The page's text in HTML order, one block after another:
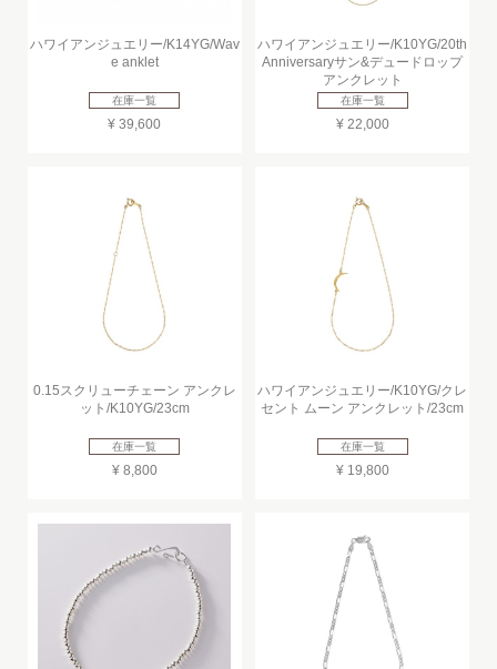
ハワイアンジュエリー/K14YG/Wav
e anklet
在庫一覧
¥ 39,600
ハワイアンジュエリー/K10YG/20th
Anniversaryサン&デュードロップ
アンクレット
在庫一覧
¥ 22,000
0.15スクリューチェーン アンクレ
ット/K10YG/23cm
在庫一覧
¥ 8,800
ハワイアンジュエリー/K10YG/クレ
セント ムーン アンクレット/23cm
在庫一覧
¥ 19,800